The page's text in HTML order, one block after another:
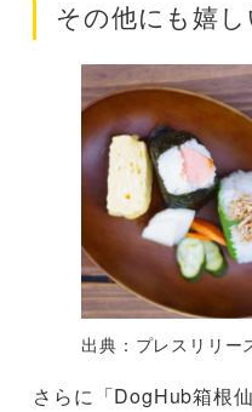
その他にも嬉
出典：プレスリリー
さらに「DogHub箱根